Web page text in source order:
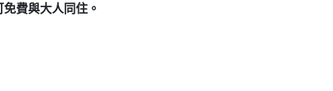
費與大人同住。